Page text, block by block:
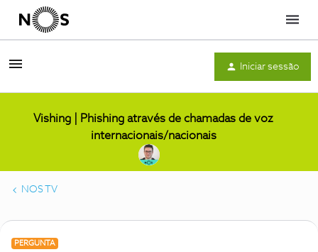
Menu
Iniciar sessão
Vishing | Phishing através de chamadas de voz
internacionais/nacionais
NOS TV
PERGUNTA